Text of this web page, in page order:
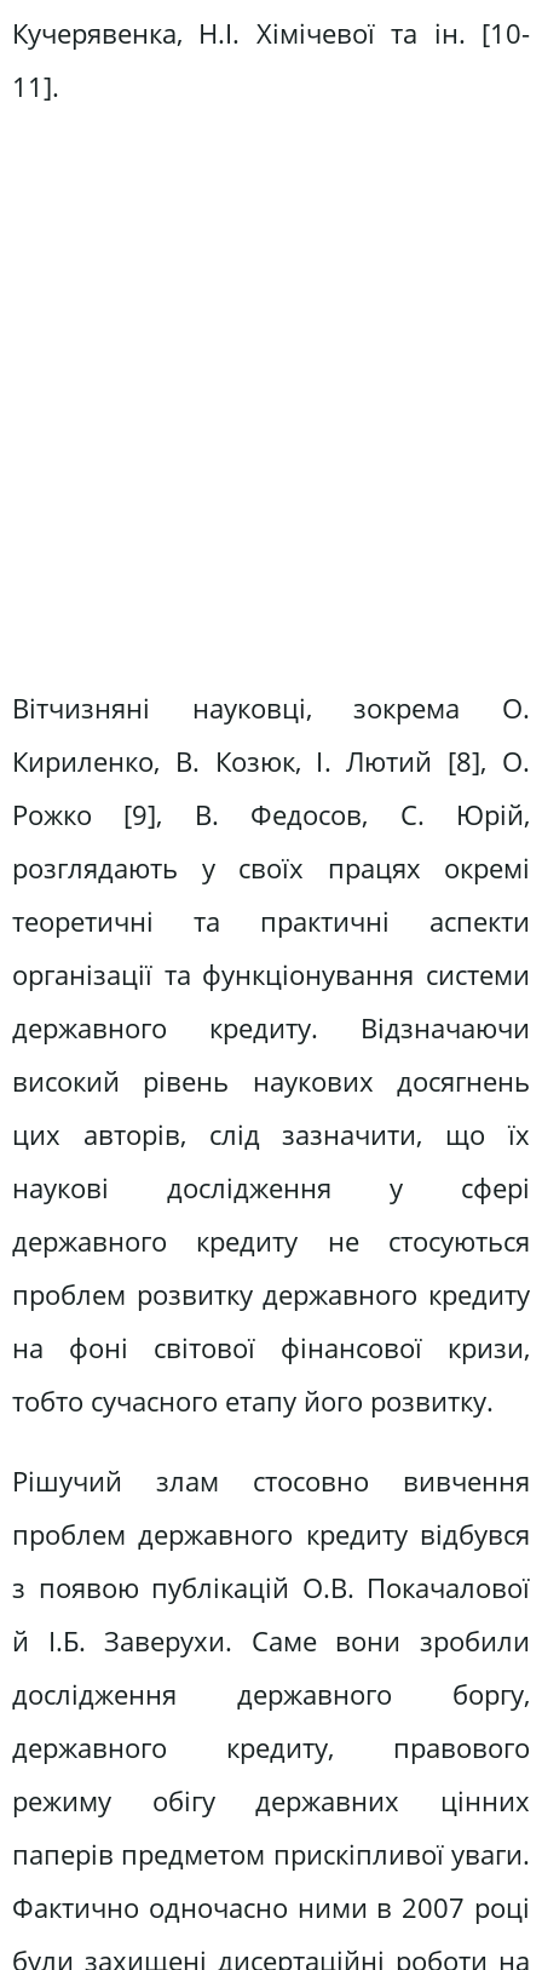
Кучерявенка, Н.І. Хімічевої та ін. [10-
11].
Вітчизняні науковці, зокрема О.
Кириленко, В. Козюк, І. Лютий [8], О.
Рожко [9], В. Федосов, С. Юрій,
розглядають у своїх працях окремі
теоретичні та практичні аспекти
організації та функціонування системи
державного кредиту. Відзначаючи
високий рівень наукових досягнень
цих авторів, слід зазначити, що їх
наукові дослідження у сфері
державного кредиту не стосуються
проблем розвитку державного кредиту
на фоні світової фінансової кризи,
тобто сучасного етапу його розвитку.
Рішучий злам стосовно вивчення
проблем державного кредиту відбувся
з появою публікацій О.В. Покачалової
й І.Б. Заверухи. Саме вони зробили
дослідження державного боргу,
державного кредиту, правового
режиму обігу державних цінних
паперів предметом прискіпливої уваги.
Фактично одночасно ними в 2007 році
були захищені дисертаційні роботи на